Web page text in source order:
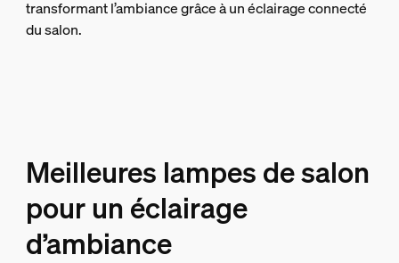
transformant l’ambiance grâce à un éclairage connecté
du salon.
Meilleures lampes de salon
pour un éclairage
d’ambiance